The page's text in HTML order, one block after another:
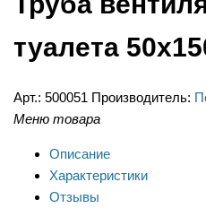
туалета
Арт.: 500051 Производитель:
Меню товара
Описание
Характеристики
Отзывы